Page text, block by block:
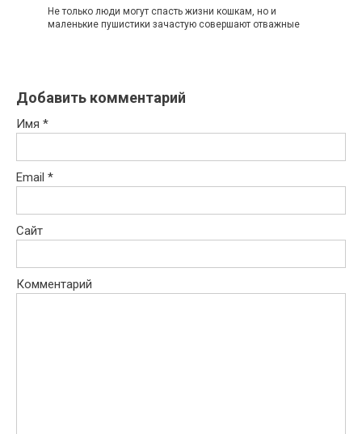
Не только люди могут спасть жизни кошкам, но и
маленькие пушистики зачастую совершают отважные
Добавить комментарий
Имя *
Email *
Сайт
Комментарий